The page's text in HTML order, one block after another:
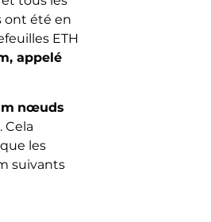
ont été en
ETH
appelé
nœuds
Cela
les
suivants